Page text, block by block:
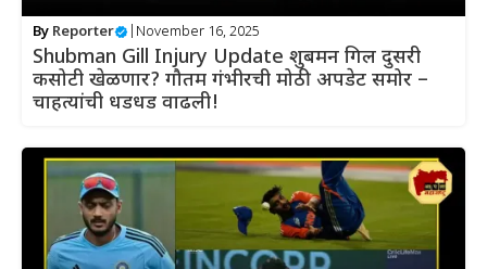
By Reporter November 16, 2025
Shubman Gill Injury Update शुबमन गिल दुसरी
कसोटी खेळणार? गौतम गंभीरची मोठी अपडेट समोर –
चाहत्यांची धडधड वाढली!